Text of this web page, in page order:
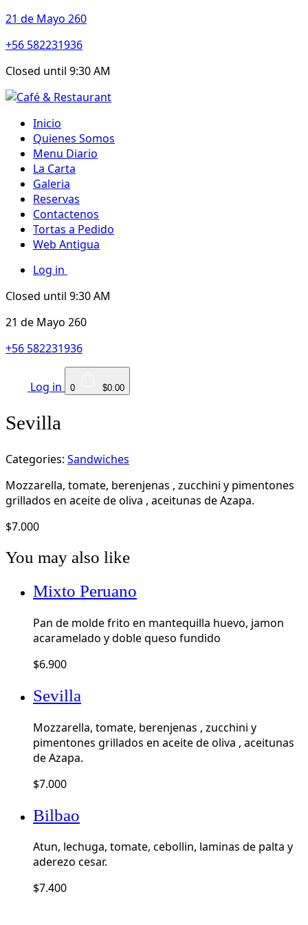
21 de Mayo 260
+56 582231936
Closed until 9:30 AM
Inicio
Quienes Somos
Menu Diario
La Carta
Galeria
Reservas
Contactenos
Tortas a Pedido
Web Antigua
Log in
Closed until 9:30 AM
21 de Mayo 260
+56 582231936
Log in 0 $0.00
Sevilla
Categories: Sandwiches
Mozzarella, tomate, berenjenas , zucchini y pimentones
grillados en aceite de oliva , aceitunas de Azapa.
$7.000
You may also like
Mixto Peruano
Pan de molde frito en mantequilla huevo, jamon
acaramelado y doble queso fundido
$6.900
Sevilla
Mozzarella, tomate, berenjenas , zucchini y
pimentones grillados en aceite de oliva , aceitunas
de Azapa.
$7.000
Bilbao
Atun, lechuga, tomate, cebollin, laminas de palta y
aderezo cesar.
$7.400